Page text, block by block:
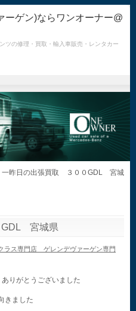
ーゲン)ならワンオーナー@
の修理・買取・輸入車販売・レンタカー
一昨日の出張買取 ３００GDL 宮城
GDL 宮城県
ラス専門店 ゲレンデヴァーゲン専門
りがとうございました
きました